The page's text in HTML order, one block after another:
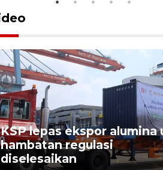
KSP lepas ekspor alumina
hambatan regulasi
diselesaikan